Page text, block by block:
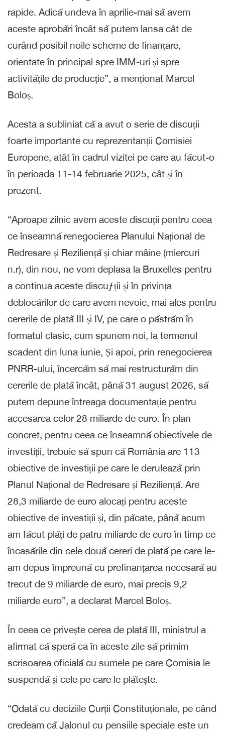
rapide. Adică undeva în aprilie-mai să avem
aceste aprobări încât să putem lansa cât de
curând posibil noile scheme de finanțare,
orientate în principal spre IMM-uri și spre
activitățile de producție”, a menționat Marcel
Boloș.
Acesta a subliniat că a avut o serie de discuții
foarte importante cu reprezentanții Comisiei
Europene, atât în cadrul vizitei pe care au făcut-o
în perioada 11-14 februarie 2025, cât și în
prezent.
“Aproape zilnic avem aceste discuții pentru ceea
ce înseamnă renegocierea Planului Național de
Redresare și Reziliență și chiar mâine (miercuri
n.r), din nou, ne vom deplasa la Bruxelles pentru
a continua aceste discuƒții și în privința
deblocărilor de care avem nevoie, mai ales pentru
cererile de plată III și IV, pe care o păstrăm în
formatul clasic, cum spunem noi, la termenul
scadent din luna iunie, Și apoi, prin renegocierea
PNRR-ului, încercăm să mai restructurăm din
cererile de plată încât, până 31 august 2026, să
putem depune întreaga documentație pentru
accesarea celor 28 miliarde de euro. În plan
concret, pentru ceea ce înseamnă obiectivele de
investiții, trebuie să spun că România are 113
obiective de investiții pe care le derulează prin
Planul Național de Redresare și Reziliență. Are
28,3 miliarde de euro alocați pentru aceste
obiective de investiții și, din păcate, până acum
am făcut plăți de patru miliarde de euro în timp ce
încasările din cele două cereri de plată pe care le-
am depus împreună cu prefinanțarea necesară au
trecut de 9 miliarde de euro, mai precis 9,2
miliarde euro”, a declarat Marcel Boloș.
În ceea ce privește cerea de plată III, ministrul a
afirmat că speră ca în aceste zile să primim
scrisoarea oficială cu sumele pe care Comisia le
suspendă și cele pe care le plătește.
“Odată cu deciziile Curții Constituționale, pe când
credeam că Jalonul cu pensiile speciale este un